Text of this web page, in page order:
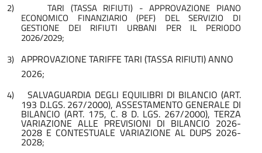
2)
TARI (TASSA RIFIUTI) - APPROVAZIONE PIANO
ECONOMICO FINANZIARIO (PEF) DEL SERVIZIO DI
GESTIONE DEI RIFIUTI URBANI PER IL PERIODO
2026/2029;
3) APPROVAZIONE TARIFFE TARI (TASSA RIFIUTI) ANNO
2026;
4) SALVAGUARDIA DEGLI EQUILIBRI DI BILANCIO (ART.
193 D.LGS. 267/2000), ASSESTAMENTO GENERALE DI
BILANCIO (ART. 175, C. 8 D. LGS. 267/2000), TERZA
VARIAZIONE ALLE PREVISIONI DI BILANCIO 2026-
2028 E CONTESTUALE VARIAZIONE AL DUPS 2026-
2028;